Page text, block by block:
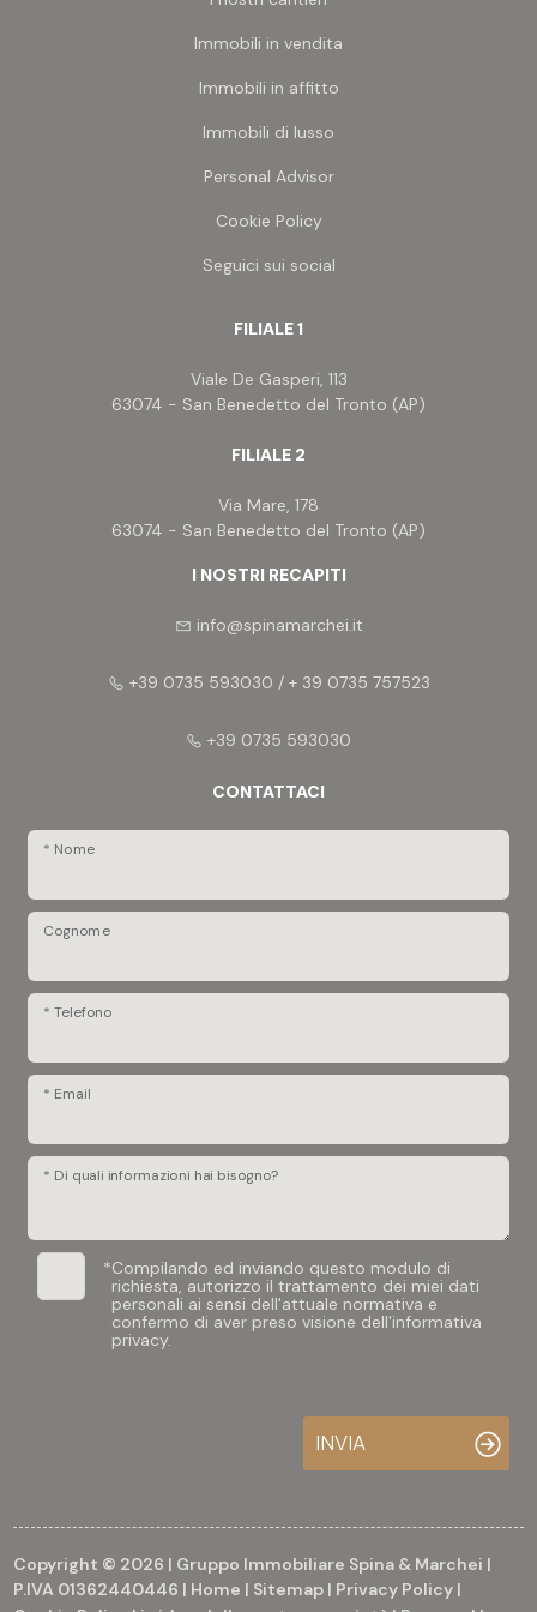
Immobili in vendita
Immobili in affitto
Immobili di lusso
Personal Advisor
Cookie Policy
Seguici sui social
FILIALE 1
Viale De Gasperi, 113
63074 - San Benedetto del Tronto (AP)
FILIALE 2
Via Mare, 178
63074 - San Benedetto del Tronto (AP)
I NOSTRI RECAPITI
info@spinamarchei.it
+39 0735 593030 / + 39 0735 757523
+39 0735 593030
CONTATTACI
* Nome
Cognome
* Telefono
* Email
* Di quali informazioni hai bisogno?
*Compilando ed inviando questo modulo di
richiesta, autorizzo il trattamento dei miei dati
personali ai sensi dell'attuale normativa e
confermo di aver preso visione dell'informativa
privacy.
INVIA
Copyright © 2026 | Gruppo Immobiliare Spina & Marchei |
P.IVA 01362440446 | Home | Sitemap | Privacy Policy |